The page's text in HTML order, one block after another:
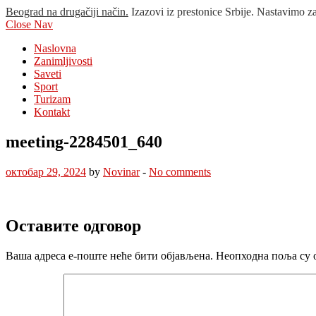
Beograd na drugačiji način. Izazovi iz prestonice Srbije. Nastavimo
Close Nav
Naslovna
Zanimljivosti
Saveti
Sport
Turizam
Kontakt
meeting-2284501_640
октобар 29, 2024 by Novinar- No comments
Оставите одговор
Ваша адреса е-поште неће бити објављена. Неопходна поља су